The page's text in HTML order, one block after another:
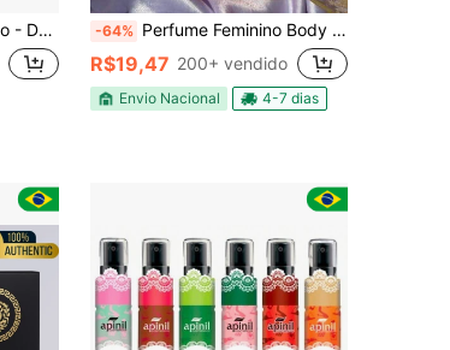
Sedutora -64% Perfume Feminino Body Splash Com Glitter 250ML VS
R$19,47 200+ vendido
Envio Nacional 4-7 dias